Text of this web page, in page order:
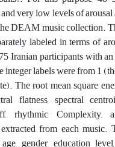
very low levels of
DEAM music collection.
labeled in terms of
Iranian participants with
integer labels were from 1
The root mean square
flatness, spectral
rhythmic Complexity,
from each music.
gender, education